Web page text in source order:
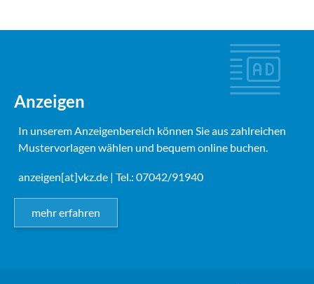
Anzeigen
In unserem Anzeigenbereich können Sie aus zahlreichen
Mustervorlagen wählen und bequem online buchen.
anzeigen[at]vkz.de | Tel.: 07042/91940
mehr erfahren